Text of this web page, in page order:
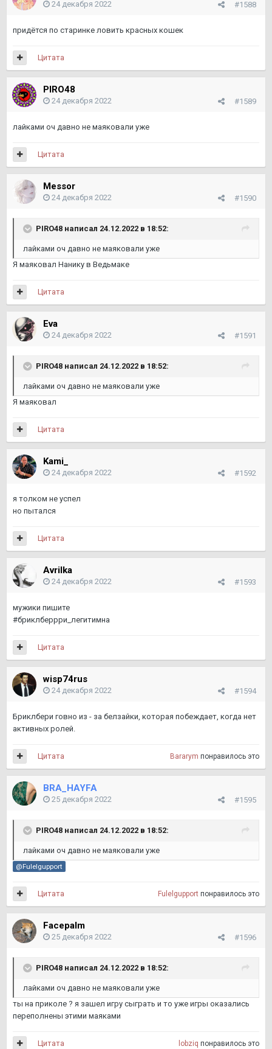
#1588
24 декабря 2022
придётся по старинке ловить красных кошек
Цитата
PIRO48
#1589
24 декабря 2022
лайками оч давно не маяковали уже
Цитата
Messor
#1590
24 декабря 2022
PIRO48 написал 24.12.2022 в 18:52:
лайками оч давно не маяковали уже
Я маяковал Нанику в Ведьмаке
Цитата
Eva
#1591
24 декабря 2022
PIRO48 написал 24.12.2022 в 18:52:
лайками оч давно не маяковали уже
Я маяковал
Цитата
Kami_
#1592
24 декабря 2022
я толком не успел
но пытался
Цитата
Avrilka
#1593
24 декабря 2022
мужики пишите
#бриклберрри_легитимна
Цитата
wisp74rus
#1594
24 декабря 2022
Бриклбери говно из - за белзайки, которая побеждает, когда нет
активных ролей.
Bararym понравилось это
Цитата
BRA_HAYFA
#1595
25 декабря 2022
PIRO48 написал 24.12.2022 в 18:52:
лайками оч давно не маяковали уже
@Fulelgupport
Fulelgupport понравилось это
Цитата
Facepalm
#1596
25 декабря 2022
PIRO48 написал 24.12.2022 в 18:52:
лайками оч давно не маяковали уже
ты на приколе ? я зашел игру сыграть и то уже игры оказались
переполнены этими маяками
lobziq понравилось это
Цитата